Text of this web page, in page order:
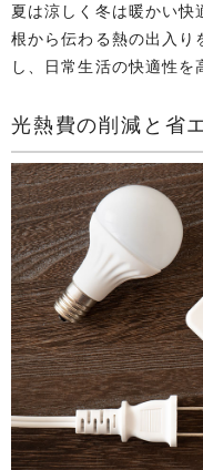
夏は涼しく冬は暖かい快
根から伝わる熱の出入り
し、日常生活の快適性を
光熱費の削減と省